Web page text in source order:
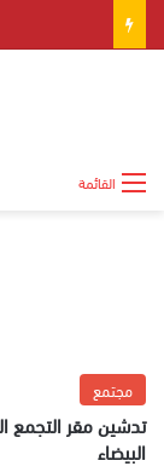
القائمة
مجتمع
تدشين مقر التجمع
البيضاء